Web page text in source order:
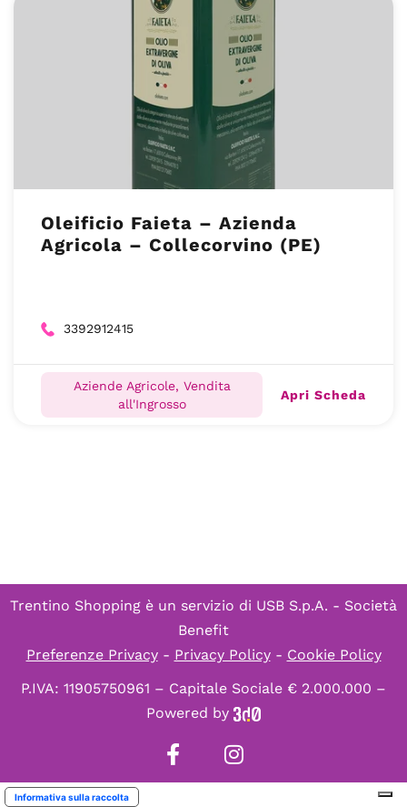
Oleificio Faieta – Azienda
Agricola – Collecorvino (PE)
3392912415
Aziende Agricole, Vendita
all'Ingrosso
Apri Scheda
Trentino Shopping è un servizio di USB S.p.A. - Società
Benefit
Preferenze Privacy- Privacy Policy- Cookie Policy
P.IVA: 11905750961 – Capitale Sociale € 2.000.000 –
Powered by
Informativa sulla raccolta